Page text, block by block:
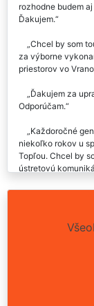
rozhodne budem
Ďakujem.
Chcel by som
za výborne
priestorov vo
Ďakujem za
Odporúčam.
Každoročné
niekoľko rokov u
Topľou. Chcel by
ústretovú
Upratovanie
nám poskytnuté
Všetko sedelo,